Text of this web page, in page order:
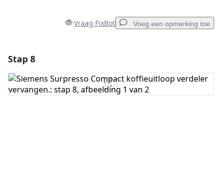
Vraag FixBot Voeg een opmerking toe
Voeg opmerking toe
Stap 8